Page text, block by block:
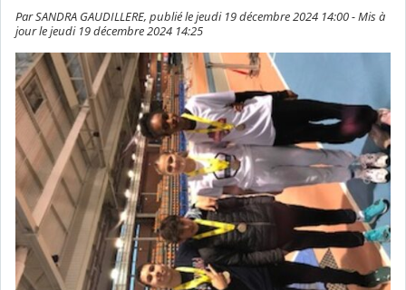
Par SANDRA GAUDILLERE, publié le jeudi 19 décembre 2024 14:00 - Mis à
jour le jeudi 19 décembre 2024 14:25